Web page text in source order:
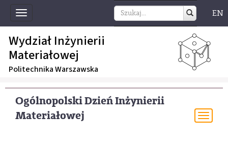
Toggle
navigation
EN
Wydział Inżynierii
Materiałowej
Politechnika Warszawska
Ogólnopolski Dzień Inżynierii
Materiałowej